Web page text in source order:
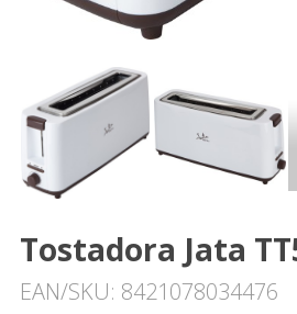
Tostadora Jata
EAN/SKU: 8421078034476